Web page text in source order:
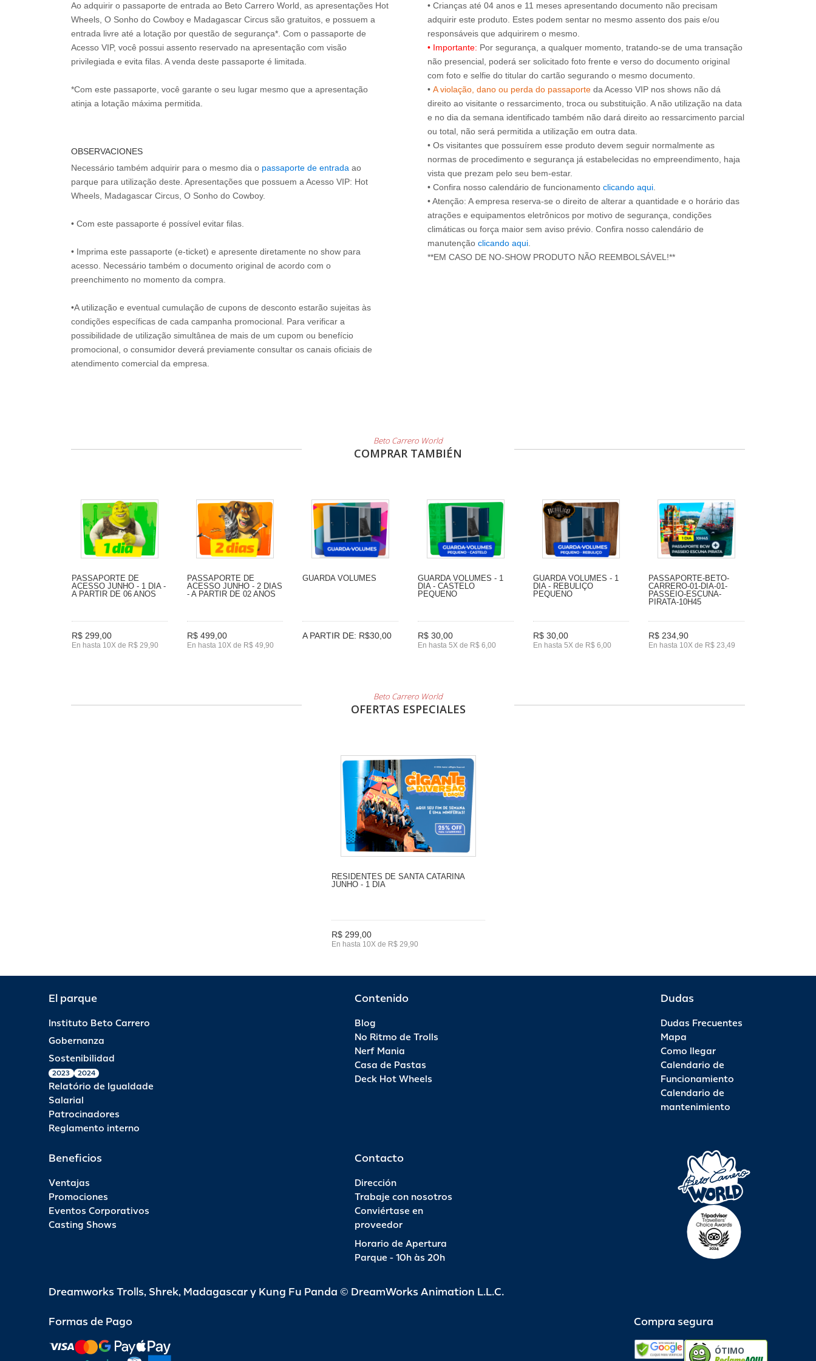
Ao adquirir o passaporte de entrada ao Beto Carrero World, as apresentações Hot
Wheels, O Sonho do Cowboy e Madagascar Circus são gratuitos, e possuem a
entrada livre até a lotação por questão de segurança*. Com o passaporte de
Acesso VIP, você possui assento reservado na apresentação com visão
privilegiada e evita filas. A venda deste passaporte é limitada.
*Com este passaporte, você garante o seu lugar mesmo que a apresentação
atinja a lotação máxima permitida.
OBSERVACIONES
Necessário também adquirir para o mesmo dia o passaporte de entrada ao
parque para utilização deste. Apresentações que possuem a Acesso VIP: Hot
Wheels, Madagascar Circus, O Sonho do Cowboy.
• Com este passaporte é possível evitar filas.
• Imprima este passaporte (e-ticket) e apresente diretamente no show para
acesso. Necessário também o documento original de acordo com o
preenchimento no momento da compra.
•A utilização e eventual cumulação de cupons de desconto estarão sujeitas às
condições específicas de cada campanha promocional. Para verificar a
possibilidade de utilização simultânea de mais de um cupom ou benefício
promocional, o consumidor deverá previamente consultar os canais oficiais de
atendimento comercial da empresa.
• Crianças até 04 anos e 11 meses apresentando documento não precisam
adquirir este produto. Estes podem sentar no mesmo assento dos pais e/ou
• Importante: Por segurança, a qualquer momento, tratando-se de uma transação
não presencial, poderá ser solicitado foto frente e verso do documento original
com foto e selfie do titular do cartão segurando o mesmo documento.
• A violação, dano ou perda do passaporte da Acesso VIP nos shows não dá
direito ao visitante o ressarcimento, troca ou substituição. A não utilização na data
e no dia da semana identificado também não dará direito ao ressarcimento parcial
ou total, não será permitida a utilização em outra data.
• Os visitantes que possuírem esse produto devem seguir normalmente as
normas de procedimento e segurança já estabelecidas no empreendimento, haja
vista que prezam pelo seu bem-estar.
• Confira nosso calendário de funcionamento clicando aqui
• Atenção: A empresa reserva-se o direito de alterar a quantidade e o horário das
atrações e equipamentos eletrônicos por motivo de segurança, condições
climáticas ou força maior sem aviso prévio. Confira nosso calendário de
manutenção clicando aqui
Beto Carrero World
COMPRAR TAMBIÉN
PASSAPORTE DE
ACESSO JUNHO - 1 DIA -
A PARTIR DE 06 ANOS
R$ 299,00
En hasta 10X de R$ 29,90
PASSAPORTE DE
ACESSO JUNHO - 2 DIAS
- A PARTIR DE 02 ANOS
R$ 499,00
En hasta 10X de R$ 49,90
GUARDA VOLUMES
A PARTIR DE: R$30,00
GUARDA VOLUMES - 1
DIA - CASTELO
PEQUENO
R$ 30,00
En hasta 5X de R$ 6,00
GUARDA VOLUMES - 1
DIA - REBULIÇO
PEQUENO
R$ 30,00
En hasta 5X de R$ 6,00
PASSAPORTE-BETO-
CARRERO-01-DIA-01-
PASSEIO-ESCUNA-
PIRATA-10H45
R$ 234,90
En hasta 10X de R$ 23,49
Beto Carrero World
OFERTAS ESPECIALES
RESIDENTES DE SANTA CATARINA
JUNHO - 1 DIA
R$ 299,00
En hasta 10X de R$ 29,90
El parque
Instituto Beto Carrero
Gobernanza
Sostenibilidad
2023 2024
Relatório de Igualdade
Salarial
Patrocinadores
Reglamento interno
Contenido
Blog
No Ritmo de Trolls
Nerf Mania
Casa de Pastas
Deck Hot Wheels
Dudas
Dudas Frecuentes
Mapa
Como llegar
Calendario de
Funcionamiento
Calendario de
mantenimiento
Beneficios
Ventajas
Promociones
Eventos Corporativos
Casting Shows
Contacto
Dirección
Trabaje con nosotros
Conviértase en
proveedor
Horario de Apertura
Parque - 10h às 20h
Dreamworks Trolls, Shrek, Madagascar y Kung Fu Panda © DreamWorks Animation L.L.C.
Formas de Pago Compra segura
ÓTIMO